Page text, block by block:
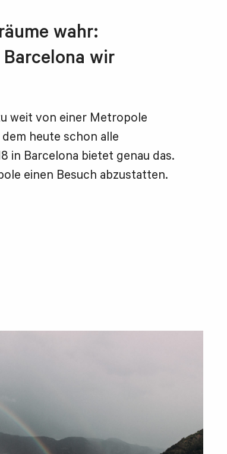
wahr:
Barcelona wir
weit von einer Metropole
heute schon alle
in Barcelona bietet genau das.
einen Besuch abzustatten.